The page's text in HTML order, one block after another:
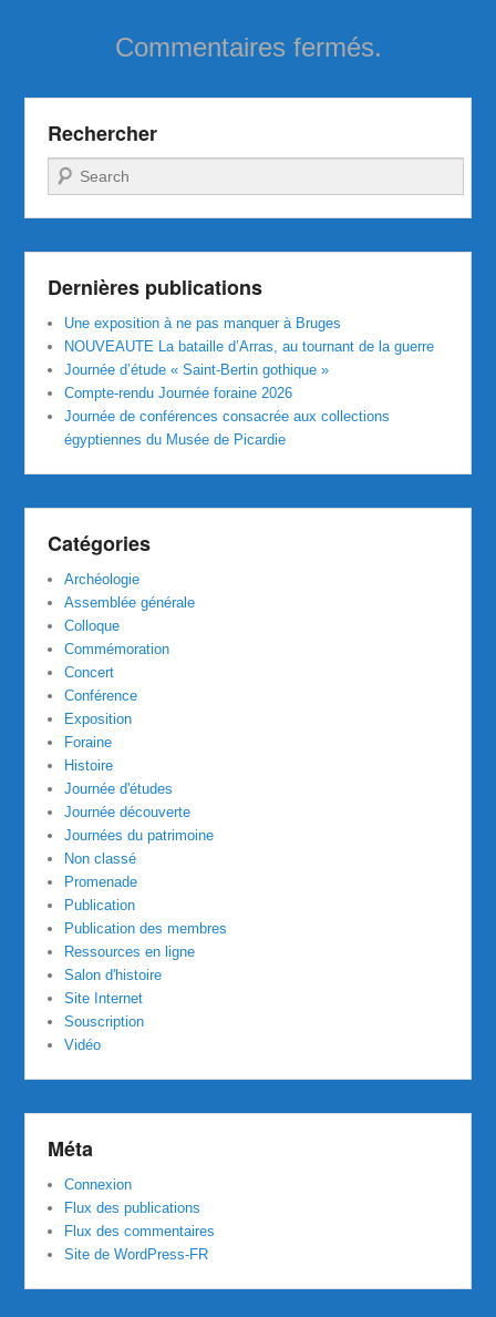
Commentaires fermés.
Rechercher
Recherche
Dernières publications
Une exposition à ne pas manquer à Bruges
NOUVEAUTE La bataille d’Arras, au tournant de la guerre
Journée d’étude « Saint-Bertin gothique »
Compte-rendu Journée foraine 2026
Journée de conférences consacrée aux collections
égyptiennes du Musée de Picardie
Catégories
Archéologie
Assemblée générale
Colloque
Commémoration
Concert
Conférence
Exposition
Foraine
Histoire
Journée d'études
Journée découverte
Journées du patrimoine
Non classé
Promenade
Publication
Publication des membres
Ressources en ligne
Salon d'histoire
Site Internet
Souscription
Vidéo
Méta
Connexion
Flux des publications
Flux des commentaires
Site de WordPress-FR